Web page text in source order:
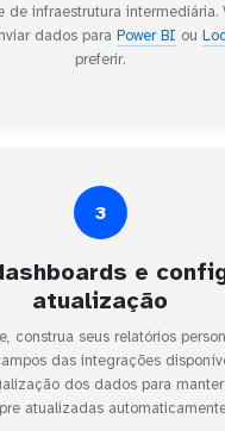
de infraestrutura intermediária.
dados para Power BI ou
preferir.
3
e
atualização
construa seus relatórios
das integrações
dos dados para
atualizadas